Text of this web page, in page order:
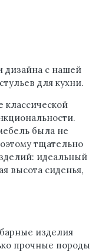
дизайна с нашей
для кухни.
классической
была не
тщательно
идеальный
высота сиденья,
изделия
прочные породы